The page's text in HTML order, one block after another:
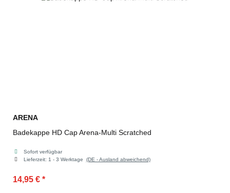
ARENA
Badekappe HD Cap Arena-Multi Scratched
Sofort verfügbar
Lieferzeit: 1 - 3 Werktage (DE - Ausland abweichend)
14,95 € *